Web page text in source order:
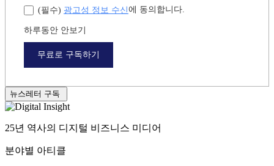
(필수) 광고성 정보 수신에 동의합니다.
하루동안 안보기
무료로 구독하기
뉴스레터 구독
25년 역사의 디지털 비즈니스 미디어
분야별 아티클